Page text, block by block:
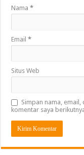
Nama*
Email*
Situs Web
Simpan nama,
komentar saya